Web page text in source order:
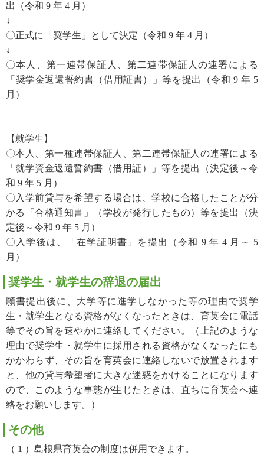
出（令和 9 年 4 月）
↓
〇正式に「奨学生」として決定（令和 9 年 4 月）
↓
〇本人、第一連帯保証人、第二連帯保証人の連署による
「奨学金返還誓約書（借用証書）」等を提出（令和 9 年 5
月）
【就学生】
〇本人、第一種連帯保証人、第二連帯保証人の連署による
「就学資金返還誓約書（借用証）」等を提出（決定後～令
和 9 年 5 月）
〇入学前貸与を希望する場合は、学校に合格したことが分
かる「合格通知書」（学校が発行したもの）等を提出（決
定後～令和 9 年 5 月）
〇入学後は、「在学証明書」を提出（令和 9 年 4 月～ 5
月）
奨学生・就学生の辞退の届出
願書提出後に、大学等に進学しなかった等の理由で奨学
生・就学生となる資格がなくなったときは、育英会に電話
等でその旨を速やかに連絡してください。（上記のような
理由で奨学生・就学生に採用される資格がなくなったにも
かかわらず、その旨を育英会に連絡しないで放置されます
と、他の貸与希望者に大きな迷惑をかけることになります
ので、このような事態が生じたときは、直ちに育英会へ連
絡をお願いします。）
その他
（ 1 ）島根県育英会の制度は併用できます。